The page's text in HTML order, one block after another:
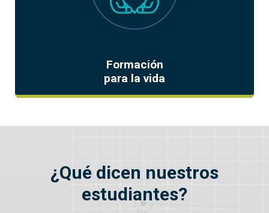
Formación
para la vida
¿Qué dicen nuestros
estudiantes?